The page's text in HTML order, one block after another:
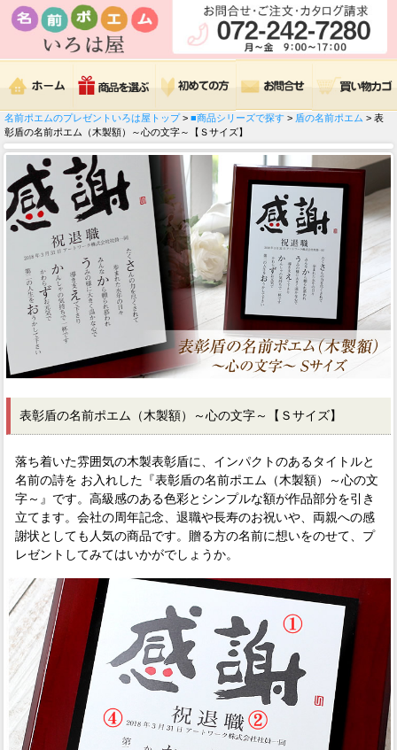
名前ポエムのプレゼントいろは屋トップ> ■商品シリーズで探す > 盾の名前ポエム > 表
彰盾の名前ポエム（木製額）～心の文字～【Ｓサイズ】
表彰盾の名前ポエム（木製額）～心の文字～【Ｓサイズ】
落ち着いた雰囲気の木製表彰盾に、インパクトのあるタイトルと
名前の詩を お入れした『表彰盾の名前ポエム（木製額）～心の文
字～』です。高級感のある色彩とシンプルな額が作品部分を引き
立てます。会社の周年記念、退職や長寿のお祝いや、両親への感
謝状としても人気の商品です。贈る方の名前に想いをのせて、プ
レゼントしてみてはいかがでしょうか。